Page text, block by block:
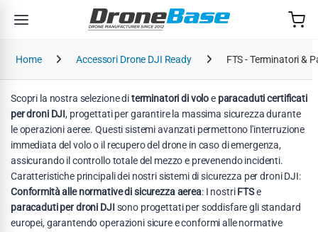
Home Accessori Drone DJI Ready FTS - Terminatori &
Scopri la nostra selezione diterminatori di voloe paracaduti certificati
per droni DJI, progettati per garantire la massima sicurezza durante
le operazioni aeree. Questi sistemi avanzati permettono l'interruzione
immediata del volo o il recupero del drone in caso di emergenza,
assicurando il controllo totale del mezzo e prevenendo incidenti.
Caratteristiche principali dei nostri sistemi di sicurezza per droni DJI:
Conformità alle normative di sicurezza aerea: I nostriFTSe
paracaduti per droni DJI sono progettati per soddisfare gli standard
europei, garantendo operazioni sicure e conformi alle normative